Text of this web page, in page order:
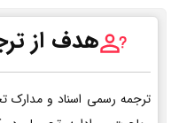
هدف از
ترجمه رسمی اسناد و